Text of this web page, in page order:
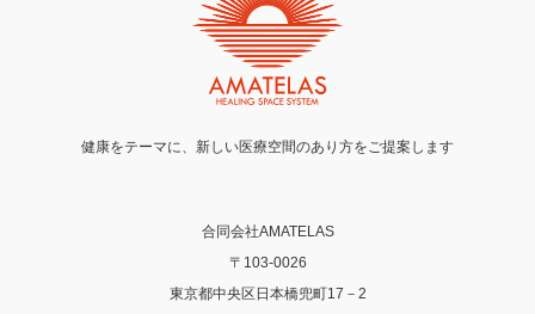
健康をテーマに、新しい医療空間のあり方をご提案します
合同会社AMATELAS
〒103-0026
東京都中央区日本橋兜町17－2